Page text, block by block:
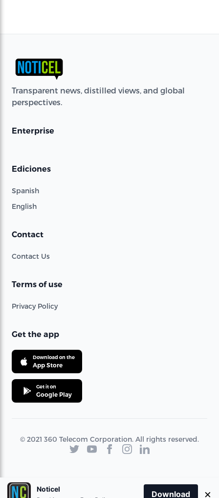
Transparent news, distilled views, and global
perspectives.
Enterprise
Ediciones
Spanish
English
Contact
Contact Us
Terms of use
Privacy Policy
Get the app
Download on the
App Store
Get it on
Google Play
© 2021 360 Telecom Corporation. All rights reserved.
Noticel
Download ×